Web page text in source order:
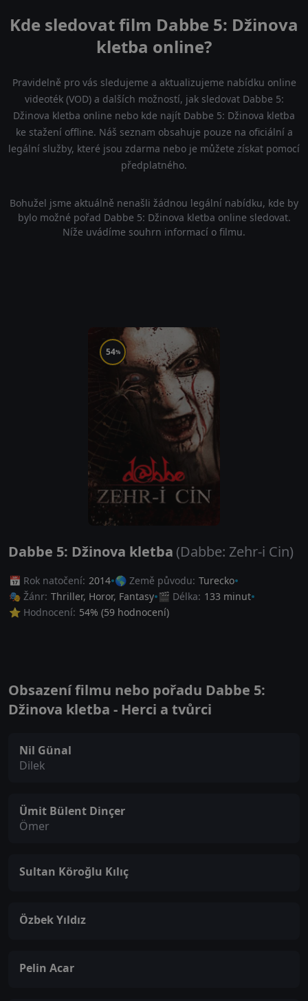
Kde sledovat film Dabbe 5: Džinova
kletba online?
Pravidelně pro vás sledujeme a aktualizujeme nabídku online
videoték (VOD) a dalších možností, jak sledovat Dabbe 5:
Džinova kletba online nebo kde najít Dabbe 5: Džinova kletba
ke stažení offline. Náš seznam obsahuje pouze na oficiální a
legální služby, které jsou zdarma nebo je můžete získat pomocí
předplatného.
Bohužel jsme aktuálně nenašli žádnou legální nabídku, kde by
bylo možné pořad Dabbe 5: Džinova kletba online sledovat.
Níže uvádíme souhrn informací o filmu.
54%
Dabbe 5: Džinova kletba (Dabbe: Zehr-i Cin)
📅 Rok natočení: 2014 🌎 Země původu: Turecko
🎭 Žánr: Thriller, Horor, Fantasy 🎬 Délka: 133 minut
⭐ Hodnocení: 54% (59 hodnocení)
Obsazení filmu nebo pořadu Dabbe 5:
Džinova kletba - Herci a tvůrci
Nil Günal
Dilek
Ümit Bülent Dinçer
Ömer
Sultan Köroğlu Kılıç
Özbek Yıldız
Pelin Acar